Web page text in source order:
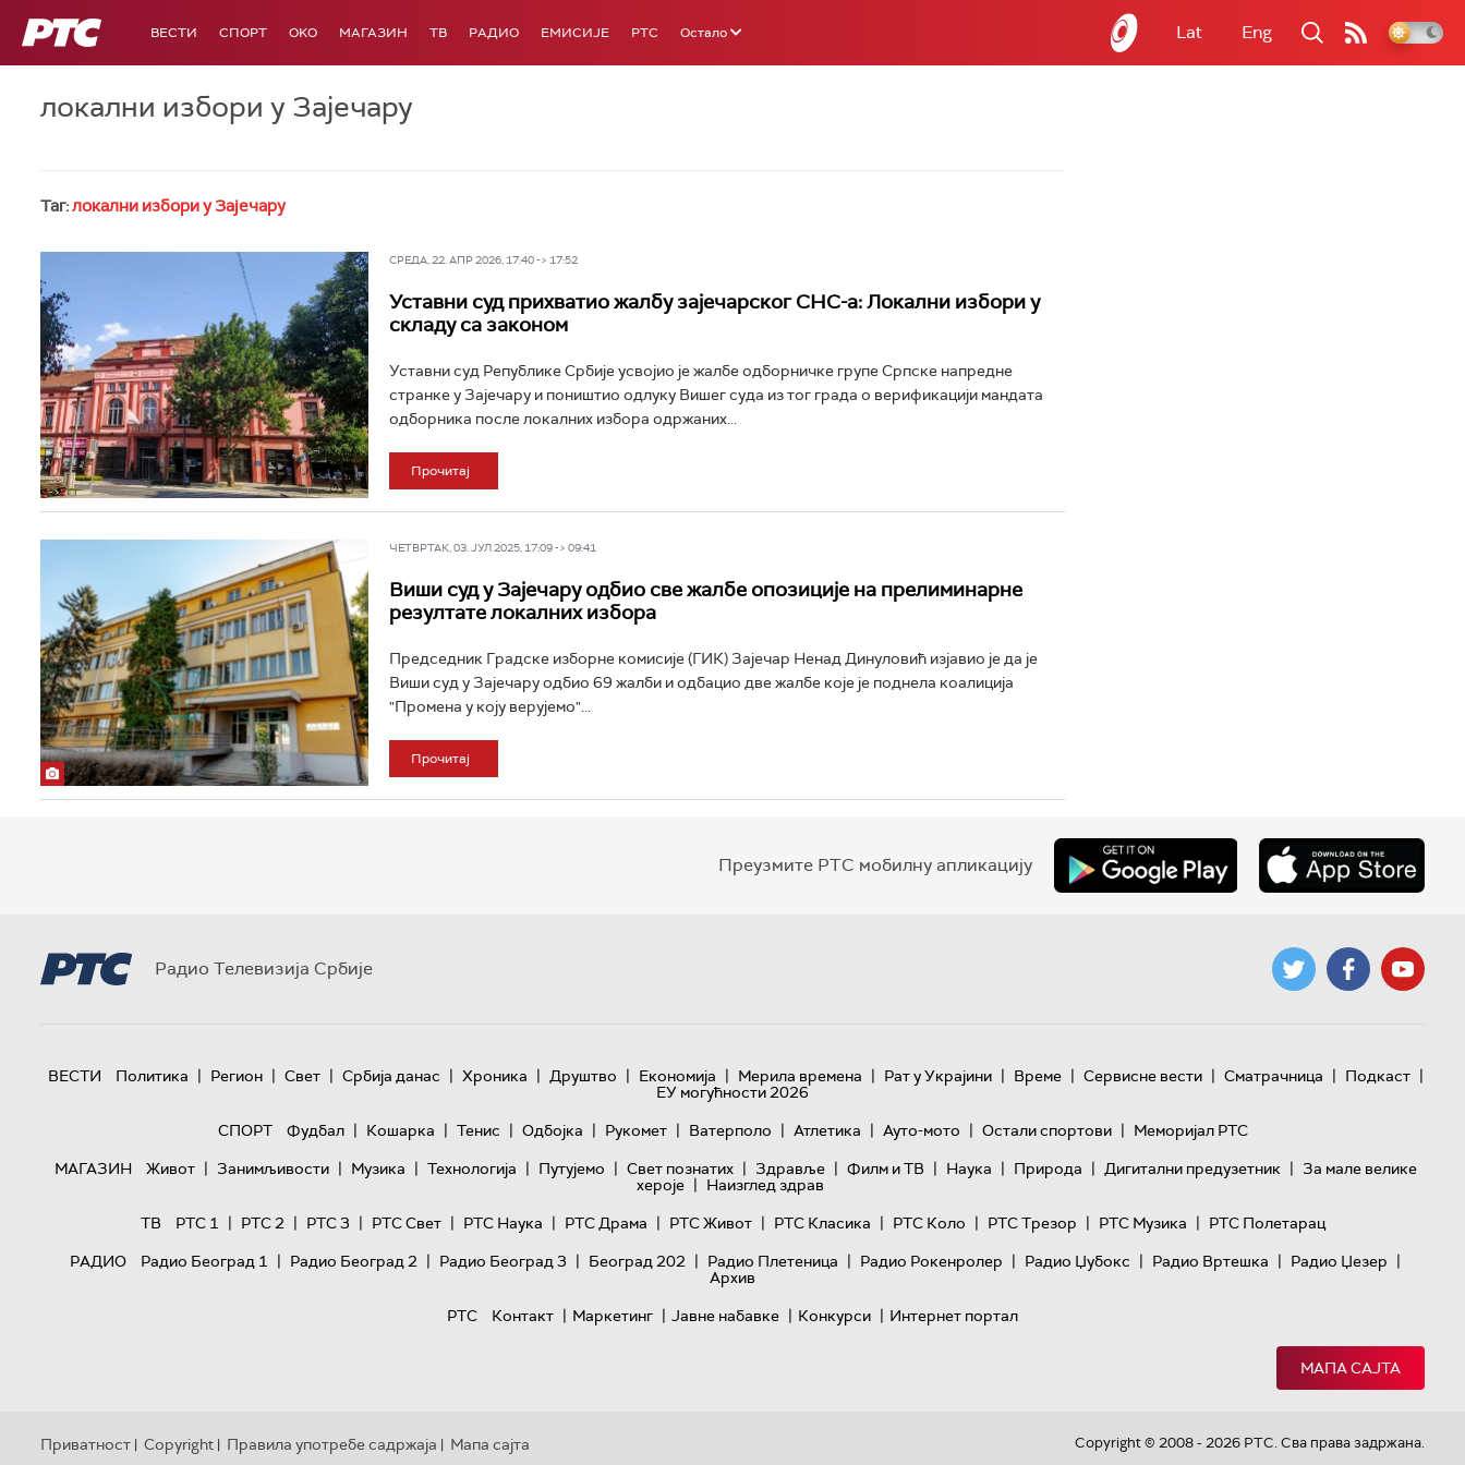
РТС ВЕСТИ СПОРТ OKO МАГАЗИН ТВ РАДИО ЕМИСИЈЕ РТС Остало Lat Eng
локални избори у Зајечару
Таг:локални избори у Зајечару
СРЕДА, 22. АПР 2026, 17:40 -> 17:52
Уставни суд прихватио жалбу зајечарског СНС-а: Локални избори у
складу са законом
Уставни суд Републике Србије усвојио је жалбе одборничке групе Српске напредне
странке у Зајечару и поништио одлуку Вишег суда из тог града о верификацији мандата
одборника после локалних избора одржаних...
Прочитај
ЧЕТВРТАК, 03. ЈУЛ 2025, 17:09 -> 09:41
Виши суд у Зајечару одбио све жалбе опозиције на прелиминарне
резултате локалних избора
Председник Градске изборне комисије (ГИК) Зајечар Ненад Динуловић изјавио је да је
Виши суд у Зајечару одбио 69 жалби и одбацио две жалбе које је поднела коалиција
"Промена у коју верујемо"...
Прочитај
Преузмите РТС мобилну апликацију
Радио Телевизија Србије
ВЕСТИ Политика | Регион | Свет | Србија данас | Хроника | Друштво | Економија | Мерила времена | Рат у Украјини | Време | Сервисне вести | Сматрачница | Подкаст |
ЕУ могућности 2026
СПОРТ
Фудбал | Кошарка | Тенис | Одбојка | Рукомет | Ватерполо | Атлетика | Ауто-мото | Остали спортови | Меморијал РТС
МАГАЗИН
Живот | Занимљивости | Музика | Технологијa | Путујемо | Свет познатих | Здравље | Филм и ТВ | Наука | Природа | Дигитални предузетник | За мале велике
хероје | Наизглед здрав
ТВ
РТС 1 | РТС 2 | РТС 3 | РТС Свет | РТС Наука | РТС Драма | РТС Живот | РТС Класика | РТС Коло | РТС Трезор | РТС Музика | РТС Полетарац
РАДИО
Радио Београд 1 | Радио Београд 2 | Радио Београд 3 | Београд 202 | Радио Плетеница | Радио Рокенролер | Радио Џубокс | Радио Вртешка | Радио Џезер |
Архив
РТС
Контакт | Маркетинг | Јавне набавке | Конкурси | Интернет портал
МАПА САЈТА
Приватност | Copyright | Правила употребе садржаја | Мапа сајта Copyright © 2008 - 2026 РТС. Сва права задржана.